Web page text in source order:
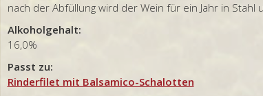
nach der Abfüllung wird der Wein für ein Jahr in Stahl
Alkoholgehalt:
16,0%
Passt zu:
Rinderfilet mit Balsamico-Schalotten